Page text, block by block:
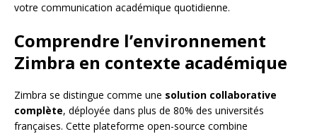
votre communication académique quotidienne.
Comprendre l’environnement
Zimbra en contexte académique
Zimbra se distingue comme une solution collaborative
complète, déployée dans plus de 80% des universités
françaises. Cette plateforme open-source combine